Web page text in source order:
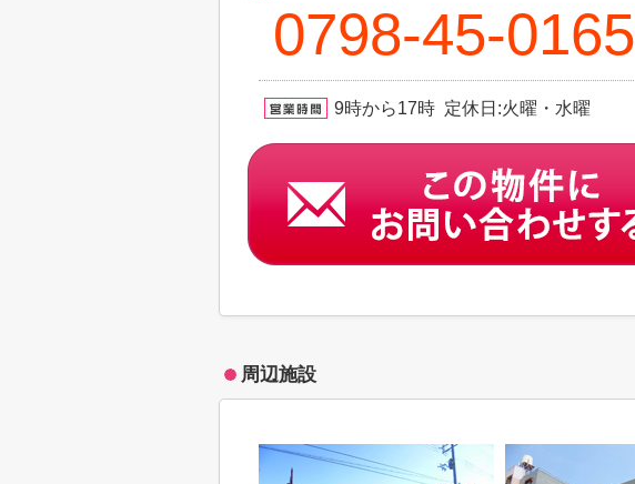
0798-45-0165
9時から17時 定休日:火曜・水曜
周辺施設